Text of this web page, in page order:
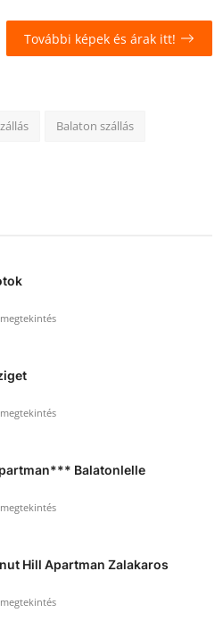
További képek és árak itt!
Balaton szállás
Balatonlelle
Hill Apartman Zalakaros